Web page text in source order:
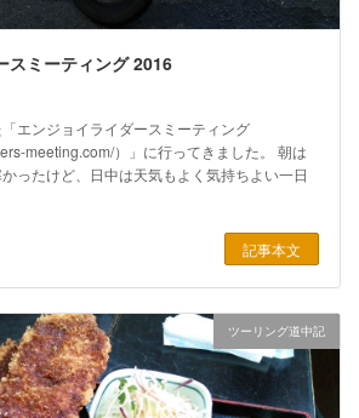
スミーティング 2016
エンジョイライダースミーティング
meeting.com/）」に行ってきました。 朝は
ったけど、日中は天気もよく気持ちよい一日
記事本文
ツーリング道中記